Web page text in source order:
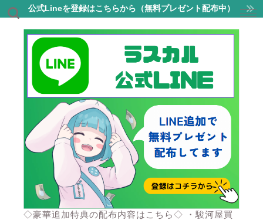
公式Lineを登録はこちらから（無料プレゼント配布中）
◇豪華追加特典の配布内容はこちら◇ ・駿河屋買